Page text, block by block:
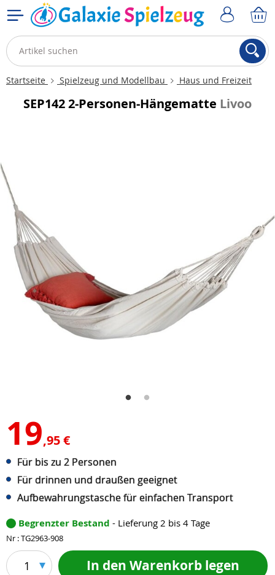
Startseite Spielzeug und Modellbau Haus und Freizeit
SEP142 2-Personen-Hängematte Livoo
19,95 €
Für bis zu 2 Personen
Für drinnen und draußen geeignet
Aufbewahrungstasche für einfachen Transport
Begrenzter Bestand - Lieferung 2 bis 4 Tage
Nr : TG2963-908
1 In den Warenkorb legen